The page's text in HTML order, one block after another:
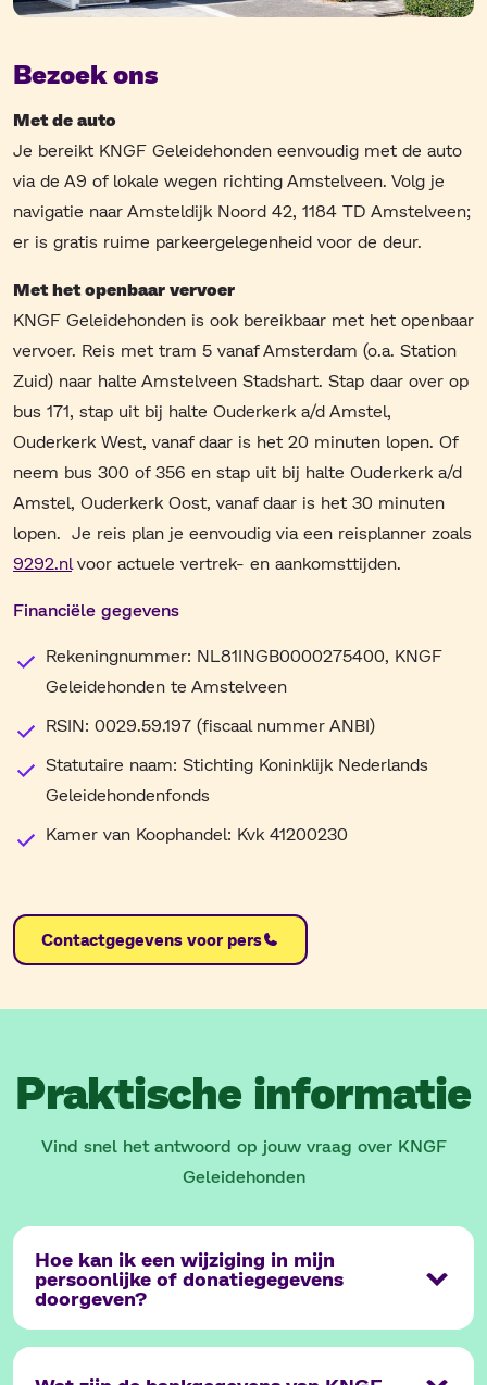
Bezoek ons
Met de auto
Je bereikt KNGF Geleidehonden eenvoudig met de auto
via de A9 of lokale wegen richting Amstelveen. Volg je
navigatie naar Amsteldijk Noord 42, 1184 TD Amstelveen;
er is gratis ruime parkeergelegenheid voor de deur.
Met het openbaar vervoer
KNGF Geleidehonden is ook bereikbaar met het openbaar
vervoer. Reis met tram 5 vanaf Amsterdam (o.a. Station
Zuid) naar halte Amstelveen Stadshart. Stap daar over op
bus 171, stap uit bij halte Ouderkerk a/d Amstel,
Ouderkerk West, vanaf daar is het 20 minuten lopen. Of
neem bus 300 of 356 en stap uit bij halte Ouderkerk a/d
Amstel, Ouderkerk Oost, vanaf daar is het 30 minuten
lopen. Je reis plan je eenvoudig via een reisplanner zoals
9292.nlvoor actuele vertrek- en aankomsttijden.
Financiële gegevens
Rekeningnummer: NL81INGB0000275400, KNGF
Geleidehonden te Amstelveen
RSIN: 0029.59.197 (fiscaal nummer ANBI)
Statutaire naam: Stichting Koninklijk Nederlands
Geleidehondenfonds
Kamer van Koophandel: Kvk 41200230
Contactgegevens voor pers
Praktische informatie
Vind snel het antwoord op jouw vraag over KNGF
Geleidehonden
Hoe kan ik een wijziging in mijn
persoonlijke of donatiegegevens
doorgeven?